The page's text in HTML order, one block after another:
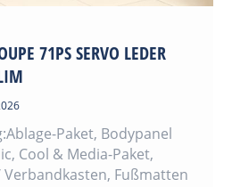
71PS SERVO LEDER
Paket, Bodypanel
Cool & Media-Paket,
Verbandkasten, Fußmatten